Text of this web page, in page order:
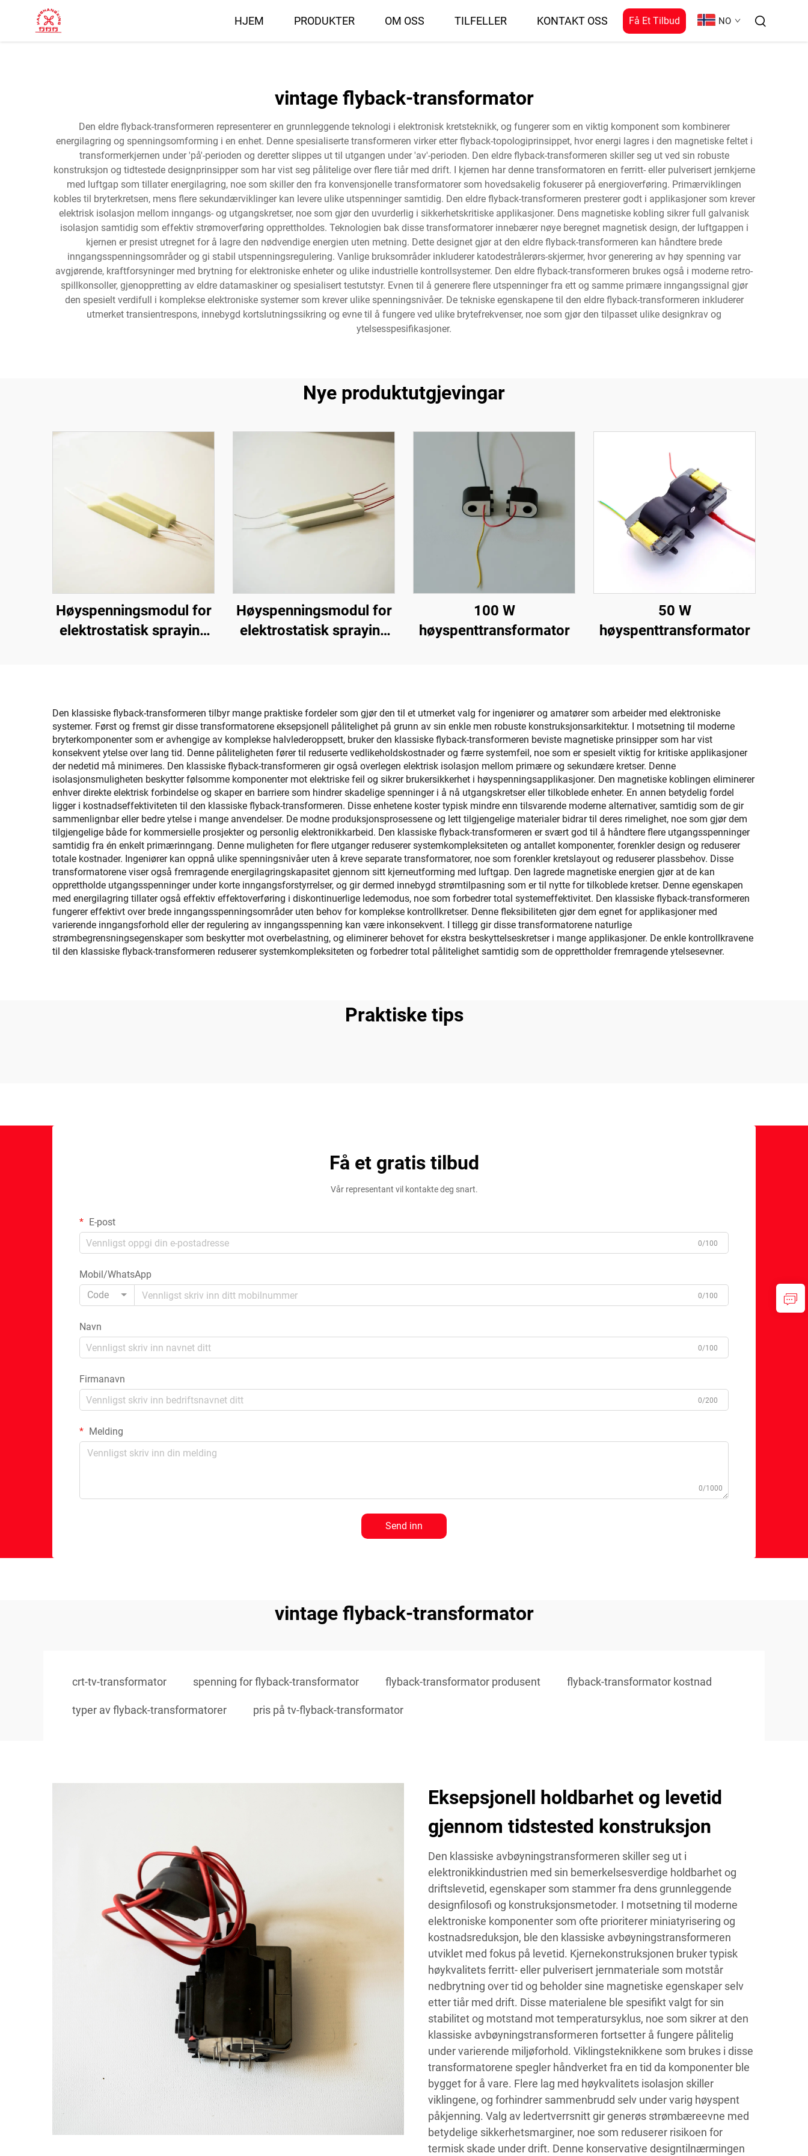
HJEM PRODUKTER OM OSS TILFELLER KONTAKT OSS Få Et Tilbud NO
vintage flyback-transformator
Den eldre flyback-transformeren representerer en grunnleggende teknologi i elektronisk kretsteknikk, og fungerer som en viktig komponent som kombinerer
energilagring og spenningsomforming i en enhet. Denne spesialiserte transformeren virker etter flyback-topologiprinsippet, hvor energi lagres i den magnetiske feltet i
transformerkjernen under 'på'-perioden og deretter slippes ut til utgangen under 'av'-perioden. Den eldre flyback-transformeren skiller seg ut ved sin robuste
konstruksjon og tidtestede designprinsipper som har vist seg pålitelige over flere tiår med drift. I kjernen har denne transformatoren en ferritt- eller pulverisert jernkjerne
med luftgap som tillater energilagring, noe som skiller den fra konvensjonelle transformatorer som hovedsakelig fokuserer på energioverføring. Primærviklingen
kobles til bryterkretsen, mens flere sekundærviklinger kan levere ulike utspenninger samtidig. Den eldre flyback-transformeren presterer godt i applikasjoner som krever
elektrisk isolasjon mellom inngangs- og utgangskretser, noe som gjør den uvurderlig i sikkerhetskritiske applikasjoner. Dens magnetiske kobling sikrer full galvanisk
isolasjon samtidig som effektiv strømoverføring opprettholdes. Teknologien bak disse transformatorer innebærer nøye beregnet magnetisk design, der luftgappen i
kjernen er presist utregnet for å lagre den nødvendige energien uten metning. Dette designet gjør at den eldre flyback-transformeren kan håndtere brede
inngangsspenningsområder og gi stabil utspenningsregulering. Vanlige bruksområder inkluderer katodestrålerørs-skjermer, hvor generering av høy spenning var
avgjørende, kraftforsyninger med brytning for elektroniske enheter og ulike industrielle kontrollsystemer. Den eldre flyback-transformeren brukes også i moderne retro-
spillkonsoller, gjenoppretting av eldre datamaskiner og spesialisert testutstyr. Evnen til å generere flere utspenninger fra ett og samme primære inngangssignal gjør
den spesielt verdifull i komplekse elektroniske systemer som krever ulike spenningsnivåer. De tekniske egenskapene til den eldre flyback-transformeren inkluderer
utmerket transientrespons, innebygd kortslutningssikring og evne til å fungere ved ulike brytefrekvenser, noe som gjør den tilpasset ulike designkrav og
ytelsesspesifikasjoner.
Nye produktutgjevingar
Høyspenningsmodul for
elektrostatisk spraying
Høyspenningsmodul for
elektrostatisk spraying
100 W
høyspenttransformator
50 W
høyspenttransformator
Den klassiske flyback-transformeren tilbyr mange praktiske fordeler som gjør den til et utmerket valg for ingeniører og amatører som arbeider med elektroniske
systemer. Først og fremst gir disse transformatorene eksepsjonell pålitelighet på grunn av sin enkle men robuste konstruksjonsarkitektur. I motsetning til moderne
bryterkomponenter som er avhengige av komplekse halvlederoppsett, bruker den klassiske flyback-transformeren beviste magnetiske prinsipper som har vist
konsekvent ytelse over lang tid. Denne påliteligheten fører til reduserte vedlikeholdskostnader og færre systemfeil, noe som er spesielt viktig for kritiske applikasjoner
der nedetid må minimeres. Den klassiske flyback-transformeren gir også overlegen elektrisk isolasjon mellom primære og sekundære kretser. Denne
isolasjonsmuligheten beskytter følsomme komponenter mot elektriske feil og sikrer brukersikkerhet i høyspenningsapplikasjoner. Den magnetiske koblingen eliminerer
enhver direkte elektrisk forbindelse og skaper en barriere som hindrer skadelige spenninger i å nå utgangskretser eller tilkoblede enheter. En annen betydelig fordel
ligger i kostnadseffektiviteten til den klassiske flyback-transformeren. Disse enhetene koster typisk mindre enn tilsvarende moderne alternativer, samtidig som de gir
sammenlignbar eller bedre ytelse i mange anvendelser. De modne produksjonsprosessene og lett tilgjengelige materialer bidrar til deres rimelighet, noe som gjør dem
tilgjengelige både for kommersielle prosjekter og personlig elektronikkarbeid. Den klassiske flyback-transformeren er svært god til å håndtere flere utgangsspenninger
samtidig fra én enkelt primærinngang. Denne muligheten for flere utganger reduserer systemkompleksiteten og antallet komponenter, forenkler design og reduserer
totale kostnader. Ingeniører kan oppnå ulike spenningsnivåer uten å kreve separate transformatorer, noe som forenkler kretslayout og reduserer plassbehov. Disse
transformatorene viser også fremragende energilagringskapasitet gjennom sitt kjerneutforming med luftgap. Den lagrede magnetiske energien gjør at de kan
opprettholde utgangsspenninger under korte inngangsforstyrrelser, og gir dermed innebygd strømtilpasning som er til nytte for tilkoblede kretser. Denne egenskapen
med energilagring tillater også effektiv effektoverføring i diskontinuerlige ledemodus, noe som forbedrer total systemeffektivitet. Den klassiske flyback-transformeren
fungerer effektivt over brede inngangsspenningsområder uten behov for komplekse kontrollkretser. Denne fleksibiliteten gjør dem egnet for applikasjoner med
varierende inngangsforhold eller der regulering av inngangsspenning kan være inkonsekvent. I tillegg gir disse transformatorene naturlige
strømbegrensningsegenskaper som beskytter mot overbelastning, og eliminerer behovet for ekstra beskyttelseskretser i mange applikasjoner. De enkle kontrollkravene
til den klassiske flyback-transformeren reduserer systemkompleksiteten og forbedrer total pålitelighet samtidig som de opprettholder fremragende ytelsesevner.
Praktiske tips
Få et gratis tilbud
Vår representant vil kontakte deg snart.
E-post
0/100
Mobil/WhatsApp
Code
0/100
Navn
0/100
Firmanavn
0/200
Melding
0/1000
Send inn
vintage flyback-transformator
crt-tv-transformator spenning for flyback-transformator flyback-transformator produsent flyback-transformator kostnad
typer av flyback-transformatorer pris på tv-flyback-transformator
Eksepsjonell holdbarhet og levetid
gjennom tidstested konstruksjon
Den klassiske avbøyningstransformeren skiller seg ut i
elektronikkindustrien med sin bemerkelsesverdige holdbarhet og
driftslevetid, egenskaper som stammer fra dens grunnleggende
designfilosofi og konstruksjonsmetoder. I motsetning til moderne
elektroniske komponenter som ofte prioriterer miniatyrisering og
kostnadsreduksjon, ble den klassiske avbøyningstransformeren
utviklet med fokus på levetid. Kjernekonstruksjonen bruker typisk
høykvalitets ferritt- eller pulverisert jernmateriale som motstår
nedbrytning over tid og beholder sine magnetiske egenskaper selv
etter tiår med drift. Disse materialene ble spesifikt valgt for sin
stabilitet og motstand mot temperatursyklus, noe som sikrer at den
klassiske avbøyningstransformeren fortsetter å fungere pålitelig
under varierende miljøforhold. Viklingsteknikkene som brukes i disse
transformatorene spegler håndverket fra en tid da komponenter ble
bygget for å vare. Flere lag med høykvalitets isolasjon skiller
viklingene, og forhindrer sammenbrudd selv under varig høyspent
påkjenning. Valg av ledertverrsnitt gir generøs strømbæreevne med
betydelige sikkerhetsmarginer, noe som reduserer risikoen for
termisk skade under drift. Denne konservative designtilnærmingen